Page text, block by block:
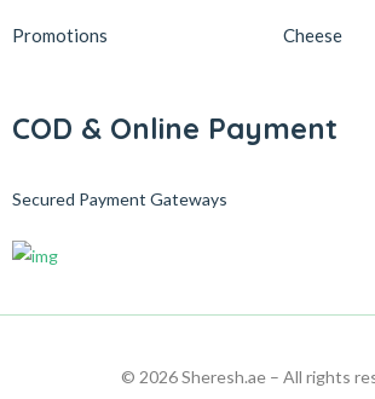
Promotions Cheese
COD & Online Payment
Secured Payment Gateways
© 2026 Sheresh.ae – All rights